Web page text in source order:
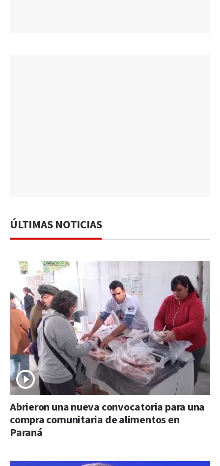
ÚLTIMAS NOTICIAS
Abrieron una nueva convocatoria para una
compra comunitaria de alimentos en
Paraná